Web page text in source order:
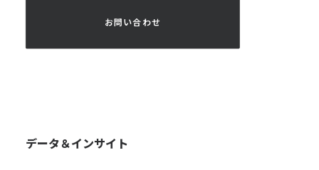
お問い合わせ
データ＆インサイト